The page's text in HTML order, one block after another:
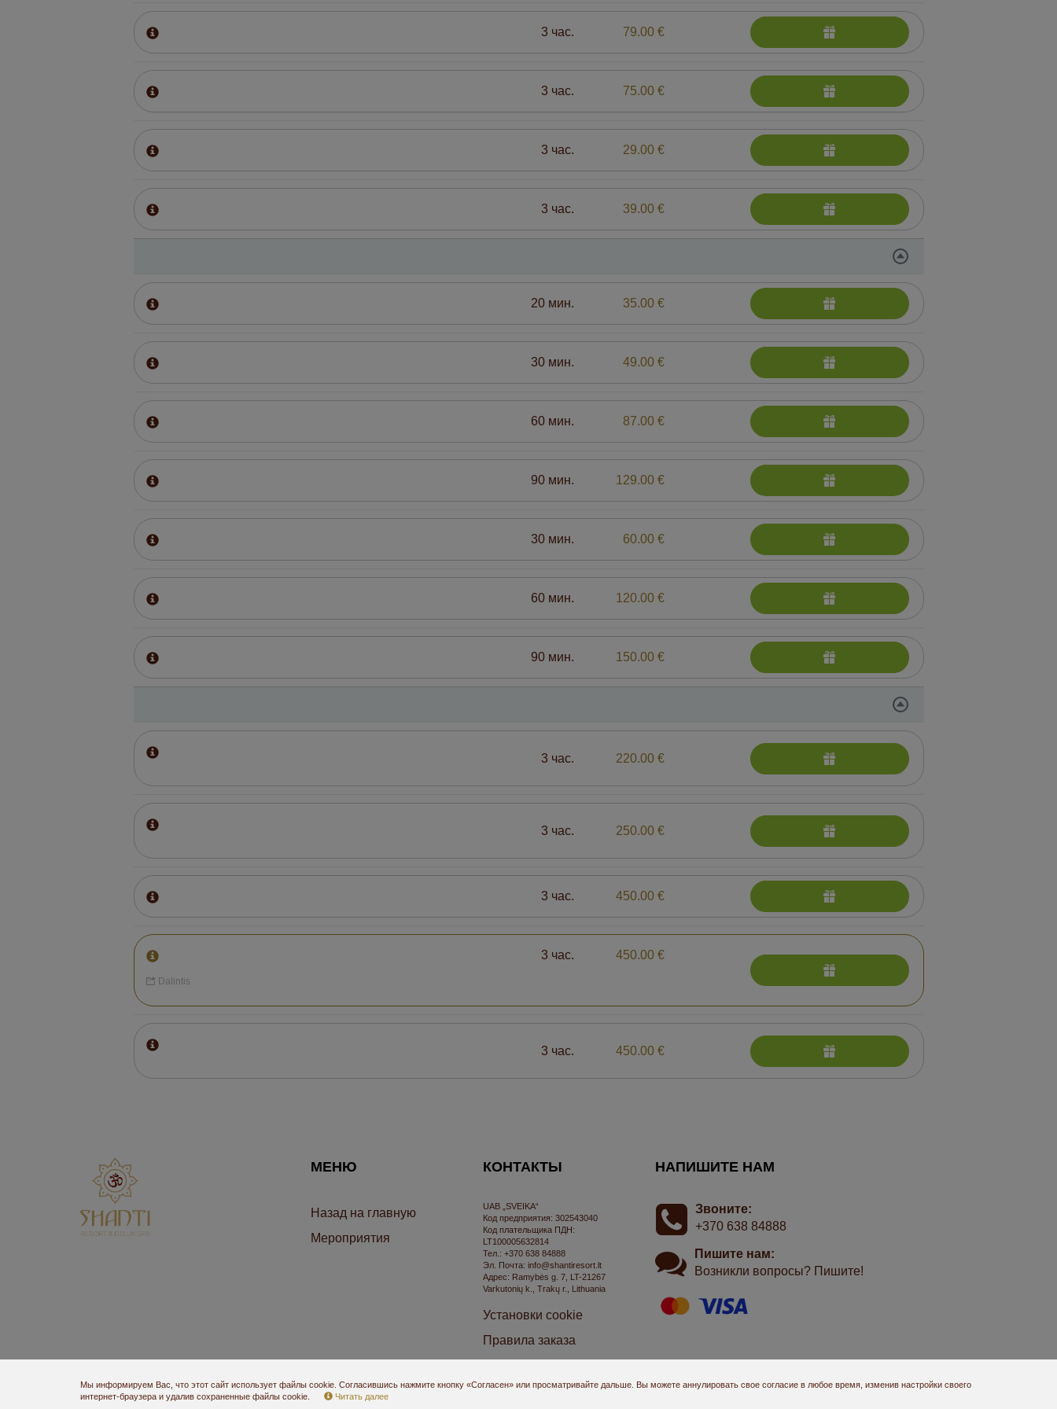
3 час. 79.00 €
3 час. 75.00 €
3 час. 29.00 €
3 час. 39.00 €
20 мин. 35.00 €
30 мин. 49.00 €
60 мин. 87.00 €
90 мин. 129.00 €
30 мин. 60.00 €
60 мин. 120.00 €
90 мин. 150.00 €
3 час. 220.00 €
3 час. 250.00 €
3 час. 450.00 €
3 час. 450.00 €
Dalintis
3 час. 450.00 €
МЕНЮ
Назад на главную
Mероприятия
КОНТАКТЫ
UAB „SVEIKA“
Код предприятия: 302543040
Код плательщика ПДН:
LT100005632814
Тел.: +370 638 84888
Эл. Почта: info@shantiresort.lt
Aдрес: Ramybės g. 7, LT-21267
Varkutonių k., Trakų r., Lithuania
Установки cookie
Правила заказа
Отменить заказ
НАПИШИТЕ НАМ
Звоните:
+370 638 84888
Пишите нам:
Возникли вопросы? Пишите!
Мы информируем Вас, что этот сайт использует файлы cookie. Согласившись нажмите кнопку «Согласен» или просматривайте дальше. Вы можете аннулировать свое согласие в любое время, изменив настройки своего
интернет-браузера и удалив сохраненные файлы cookie.
Читать далее